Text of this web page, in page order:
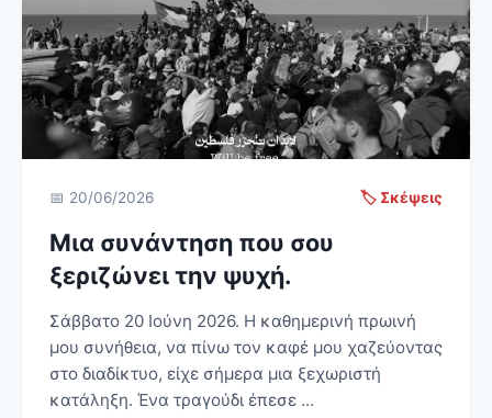
📅 20/06/2026 🏷️ Σκέψεις
Μια συνάντηση που σου
ξεριζώνει την ψυχή.
Σάββατο 20 Ιούνη 2026. Η καθημερινή πρωινή
μου συνήθεια, να πίνω τον καφέ μου χαζεύοντας
στο διαδίκτυο, είχε σήμερα μια ξεχωριστή
κατάληξη. Ένα τραγούδι έπεσε ...